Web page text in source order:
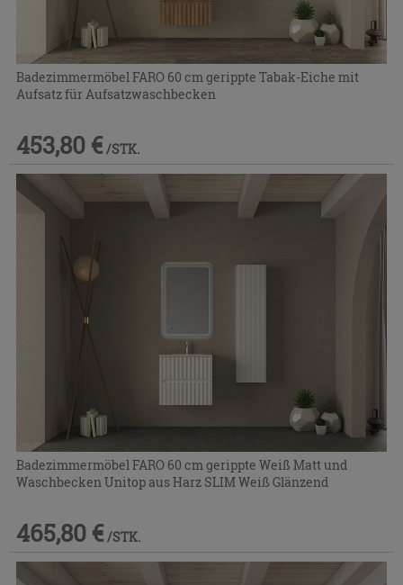
Badezimmermöbel FARO 60 cm gerippte Tabak-Eiche mit
Aufsatz für Aufsatzwaschbecken
453,80 € /STK.
Badezimmermöbel FARO 60 cm gerippte Weiß Matt und
Waschbecken Unitop aus Harz SLIM Weiß Glänzend
465,80 € /STK.